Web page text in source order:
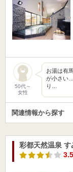
50代～
女性
お湯は有
が小さい
り…
関連情報から探す
彩都天然温泉 す